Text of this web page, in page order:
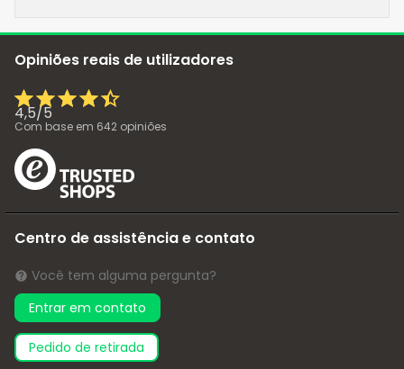
Opiniões reais de utilizadores
4,5/5
Com base em 642 opiniões
Centro de assistência e contato
Você tem alguma pergunta?
Entrar em contato
pedido de retirada